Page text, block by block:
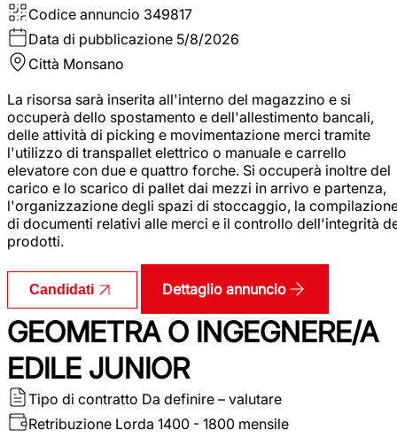
Codice annuncio 349817
Data di pubblicazione 5/8/2026
Città Monsano
La risorsa sarà inserita all'interno del magazzino e si
occuperà dello spostamento e dell'allestimento bancali,
delle attività di picking e movimentazione merci tramite
l'utilizzo di transpallet elettrico o manuale e carrello
elevatore con due e quattro forche. Si occuperà inoltre del
carico e lo scarico di pallet dai mezzi in arrivo e partenza,
l'organizzazione degli spazi di stoccaggio, la
di documenti relativi alle merci e il controllo dell'integrità
prodotti.
Candidati Dettaglio annuncio
GEOMETRA O INGEGNERE/A
EDILE JUNIOR
Tipo di contratto Da definire – valutare
Retribuzione Lorda 1400 - 1800 mensile